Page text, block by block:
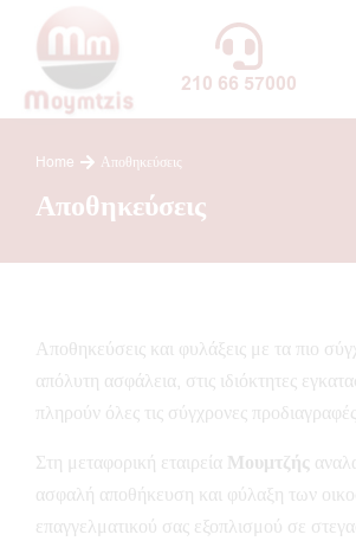
210 66 57000
You are here:
Home Αποθηκεύσεις
Αποθηκεύσεις
Αποθηκεύσεις και φυλάξεις με τα πιο
απόλυτη ασφάλεια, στις ιδιόκτητες
πληρούν όλες τις σύγχρονες
Στη μεταφορική εταιρεία Μουμτζής
ασφαλή αποθήκευση και φύλαξη των
επαγγελματικού σας εξοπλισμού σε